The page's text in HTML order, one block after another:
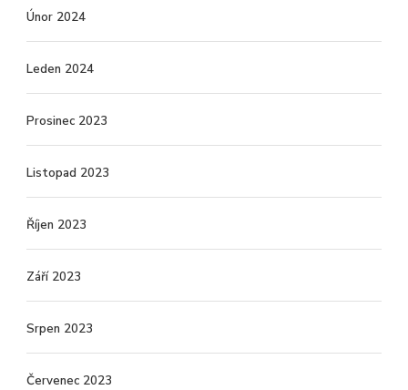
Únor 2024
Leden 2024
Prosinec 2023
Listopad 2023
Říjen 2023
Září 2023
Srpen 2023
Červenec 2023